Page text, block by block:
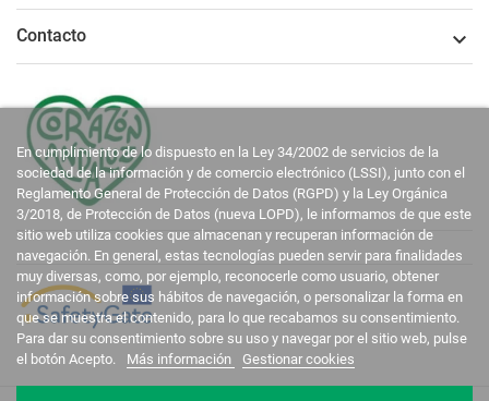
Contacto 
En cumplimiento de lo dispuesto en la Ley 34/2002 de servicios de la
sociedad de la información y de comercio electrónico (LSSI), junto con el
Reglamento General de Protección de Datos (RGPD) y la Ley Orgánica
3/2018, de Protección de Datos (nueva LOPD), le informamos de que este
sitio web utiliza cookies que almacenan y recuperan información de
navegación. En general, estas tecnologías pueden servir para finalidades
muy diversas, como, por ejemplo, reconocerle como usuario, obtener
información sobre sus hábitos de navegación, o personalizar la forma en
que se muestra el contenido, para lo que recabamos su consentimiento.
Para dar su consentimiento sobre su uso y navegar por el sitio web, pulse
el botón Acepto.
Más información Gestionar cookies